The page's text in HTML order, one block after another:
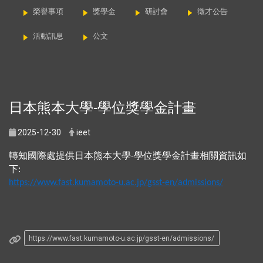
榮譽事項 獎學金 研討會 徵才公告
活動訊息 公文
日本熊本大學-學位獎學金計畫
2025-12-30 ieet
轉知國際處提供日本熊本大學-學位獎學金計畫相關資訊如
下:
https://www.fast.kumamoto-u.ac.jp/gsst-en/admissions/
https://www.fast.kumamoto-u.ac.jp/gsst-en/admissions/